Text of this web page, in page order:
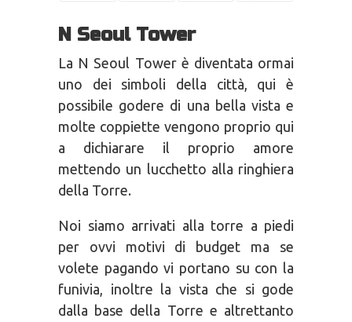
N Seoul Tower
La N Seoul Tower è diventata ormai
uno dei simboli della città, qui è
possibile godere di una bella vista e
molte coppiette vengono proprio qui
a dichiarare il proprio amore
mettendo un lucchetto alla ringhiera
della Torre.
Noi siamo arrivati alla torre a piedi
per ovvi motivi di budget ma se
volete pagando vi portano su con la
funivia, inoltre la vista che si gode
dalla base della Torre e altrettanto